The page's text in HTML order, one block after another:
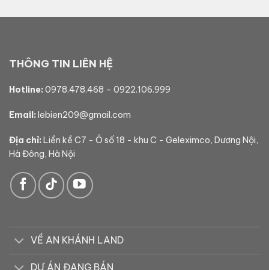
THÔNG TIN LIÊN HỆ
Hotline: 0978.478.468 – 0922.106.999
Email: lebien209@gmail.com
Địa chỉ: Liền kề C7 - Ô số 18 - khu C - Geleximco, Dương Nội,
Hà Đông, Hà Nội
VỀ AN KHÁNH LAND
DỰ ÁN ĐANG BÁN